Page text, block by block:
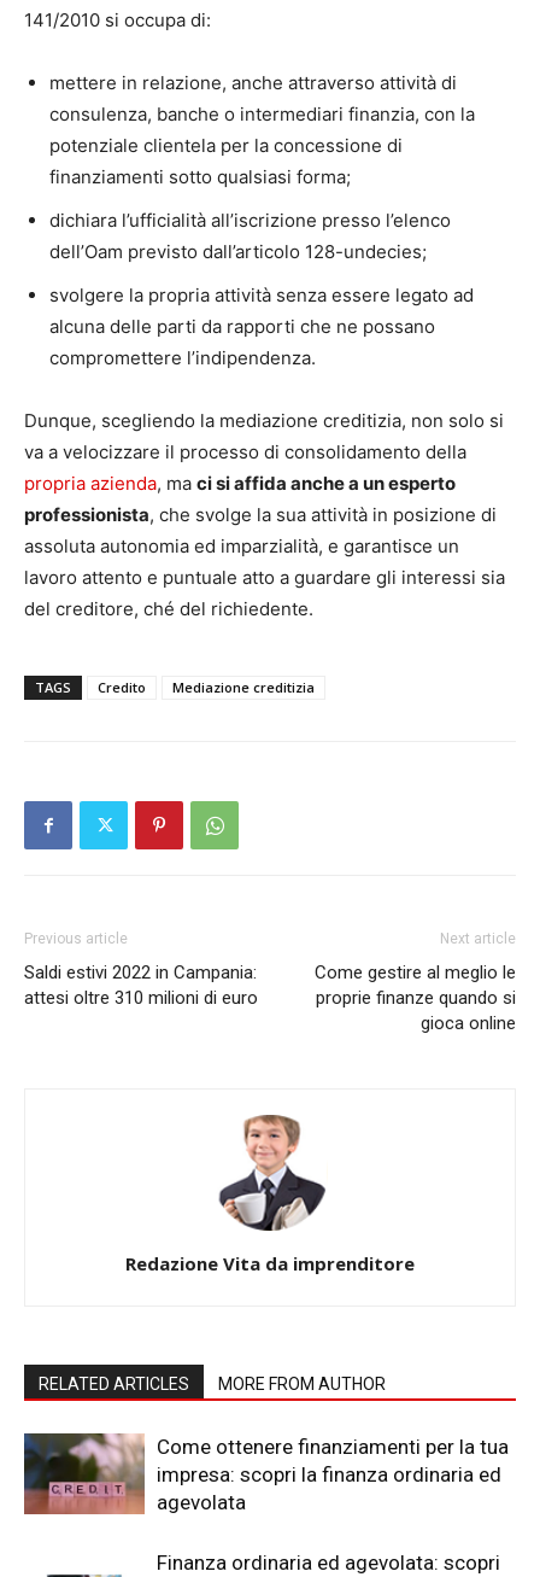
141/2010 si occupa di:
mettere in relazione, anche attraverso attività di
consulenza, banche o intermediari finanzia, con la
potenziale clientela per la concessione di
finanziamenti sotto qualsiasi forma;
dichiara l’ufficialità all’iscrizione presso l’elenco
dell’Oam previsto dall’articolo 128-undecies;
svolgere la propria attività senza essere legato ad
alcuna delle parti da rapporti che ne possano
compromettere l’indipendenza.
Dunque, scegliendo la mediazione creditizia, non solo si
va a velocizzare il processo di consolidamento della
propria azienda, ma ci si affida anche a un esperto
professionista, che svolge la sua attività in posizione di
assoluta autonomia ed imparzialità, e garantisce un
lavoro attento e puntuale atto a guardare gli interessi sia
del creditore, ché del richiedente.
TAGS Credito Mediazione creditizia
Previous article
Saldi estivi 2022 in Campania:
attesi oltre 310 milioni di euro
Next article
Come gestire al meglio le
proprie finanze quando si
gioca online
Redazione Vita da imprenditore
RELATED ARTICLES MORE FROM AUTHOR
Come ottenere finanziamenti per la tua
impresa: scopri la finanza ordinaria ed
agevolata
Finanza ordinaria ed agevolata: scopri